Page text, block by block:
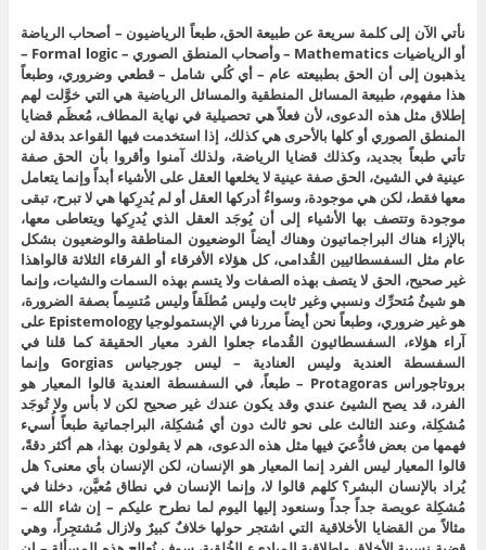
نأتي الآن إلى كلمة سريعة عن طبيعة الحق، طبعاً الرياضيون – أصحاب الرياضة
أو الرياضيات Mathematics – وأصحاب المنطق الصوري – Formal logic –
يذهبون إلى أن الحق بطبيعته عام – أي كُلي شامل – قطعي وضروري، وطبعاً
هذا مفهوم، طبيعة المسائل المنطقية والمسائل الرياضية هي التي خوَّلت لهم
إطلاق مثل هذه الدعوى، لأن فعلاً هي تحصيلية في نهاية المطاف، مُعظَم قضايا
المنطق الصوري أو كلها بالأحرى هي كذلك، إذا استخدمت فيها القواعد بدقة لن
تأتي طبعاً بجديد، وكذلك قضايا الرياضة، ولذلك آمنوا وأقروا بأن الحق صفة
عينية في الشيئ، الحق صفة عينية لا يخلعها العقل على الأشياء أبداً وإنما يتعامل
معها فقط، لكن هي موجودة، وسواءٌ أدركها العقل أو لم يُدرِكها هي لا تبرح، تبقى
موجودة وتتصف بها الأشياء إلى أن يُوجَد العقل الذي يُدرِكها ويتعاطى معها،
بالإزاء هناك البراجماتيون وهناك أيضاً الوضعيون المناطقة والوضعيون بشكل
عام مثل السفسطائيين القُدامى، كل هؤلاء الأفرقاء أو الفرقاء الثلاثة قالواهذا
غير صحيح، الحق لا يتصف بهذه الصفات ولا يتسم بهذه السمات والشيات، وإنما
هو شيئٌ مُتحرِّك ونسبي وغير ثابت وليس مُطلَقاً وليس مُتسِماً بصفة الضرورة،
هو غير ضروري، وطبعاً نحن أيضاً مررنا في الإبستمولوجيا Epistemology على
آراء هؤلاء، السفسطائيون القُدماء جعلوا الفرد معيار الحقيقة كما قلنا في
السفسطة العندية وليس العنادية – ليس جورجياس Gorgias وإنما
بروتاجوراس Protagoras – طبعاً، في السفسطة العندية قالوا المعيار هو
الفرد، قد يصح الشيئ عندي وقد يكون عندك غير صحيح لكن لا بأس ولا تُوجَد
مُشكِلة، وعند الثالث على نحو ثالث دون أي مُشكِلة، البراجماتية طبعاً أُسيء
فهمها من بعض فادُّعيَ فيها مثل هذه الدعوى، هم لا يقولون بهذا، هم أكثر دقةً،
قالوا المعيار ليس الفرد إنما المعيار هو الإنسان، لكن الإنسان بأي معنى؟ هل
يُراد بالإنسان البشر؟ كلهم قالوا لا، وإنما الإنسان في نطاق مُعيَّن، دخلنا في
مُشكِلة عويصة جداً جداً وسنعود إليها اليوم لما نطرح عليكم – إن شاء الله –
مثالاً من القضايا الأخلاقية التي اشتجر حولها خلافٌ كبيرٌ ولازال مُشتجِراً، وهي